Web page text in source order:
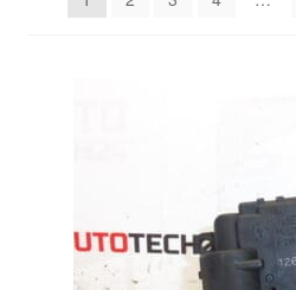
Obchodné podmienky
Reklamace